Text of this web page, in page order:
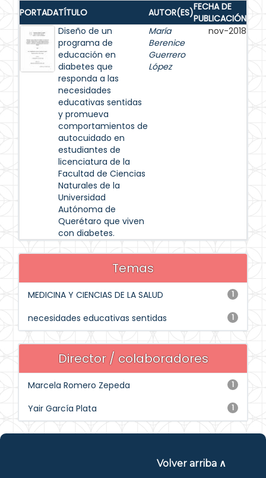
PORTADATÍTULO AUTOR(ES)FECHA DE
PUBLICACIÓN
Diseño de un
programa de
educación en
diabetes que
responda a las
necesidades
educativas sentidas
y promueva
comportamientos de
autocuidado en
estudiantes de
licenciatura de la
Facultad de Ciencias
Naturales de la
Universidad
Autónoma de
Querétaro que viven
con diabetes.
María
Berenice
Guerrero
López
nov-2018
Temas
1
MEDICINA Y CIENCIAS DE LA SALUD
1
necesidades educativas sentidas
Director / colaboradores
1
Marcela Romero Zepeda
1
Yair García Plata
Volver arriba ∧